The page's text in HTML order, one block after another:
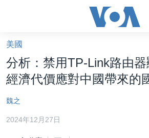
礙
鏈
接
跳
轉
內
美國大選2024
美國
分析：禁用TP-Link路由
經濟代價應對中國帶來的
魏之
2024年12月27日